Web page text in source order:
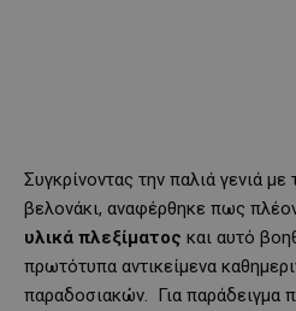
Συγκρίνοντας την παλιά γενιά
βελονάκι, αναφέρθηκε πως
υλικά πλεξίματος και αυτό
πρωτότυπα αντικείμενα
παραδοσιακών. Για παράδειγμα